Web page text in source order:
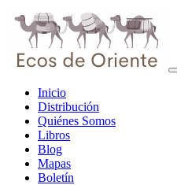
Inicio
Distribución
Quiénes Somos
Libros
Blog
Mapas
Boletín